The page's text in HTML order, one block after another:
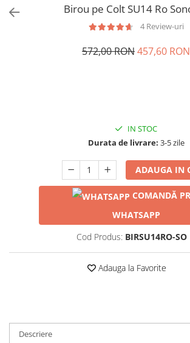
Birou pe Colt SU14 Ro
4 Review-uri
572,00 RON457,60 RON
IN STOC
Durata de livrare: 3-5 zile
ADAUGA IN
COMANDĂ
WHATSAPP
Cod Produs: BIRSU14RO-SO
Adauga la Favorite
Descriere